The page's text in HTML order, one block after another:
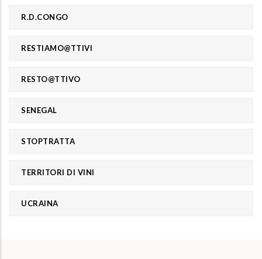
R.D.CONGO
RESTIAMO@TTIVI
RESTO@TTIVO
SENEGAL
STOPTRATTA
TERRITORI DI VINI
UCRAINA